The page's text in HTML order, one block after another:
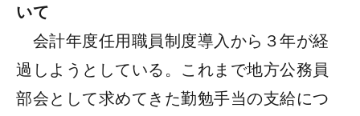
いて
会計年度任用職員制度導入から３年が経
過しようとしている。これまで地方公務員
部会として求めてきた勤勉手当の支給につ